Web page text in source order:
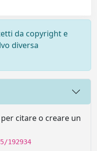
da copyright e
diversa
citare o creare un
192934